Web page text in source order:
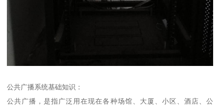
公共广播系统基础知识：
公共广播，是指广泛用在现在各种场馆、大厦、小区、酒店、公